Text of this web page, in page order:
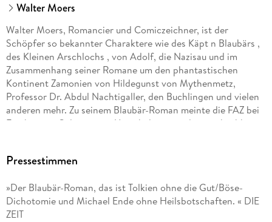
Walter Moers
Walter Moers, Romancier und Comiczeichner, ist der
Schöpfer so bekannter Charaktere wie des Käpt n Blaubärs ,
des Kleinen Arschlochs , von Adolf, die Nazisau und im
Zusammenhang seiner Romane um den phantastischen
Kontinent Zamonien von Hildegunst von Mythenmetz,
Professor Dr. Abdul Nachtigaller, den Buchlingen und vielen
anderen mehr. Zu seinem Blaubär-Roman meinte die FAZ bei
Erscheinen: Gelungenere Unterhaltung wird es in absehbarer
Pressestimmen
»Der Blaubär-Roman, das ist Tolkien ohne die Gut/Böse-
Dichotomie und Michael Ende ohne Heilsbotschaften. « DIE
ZEIT